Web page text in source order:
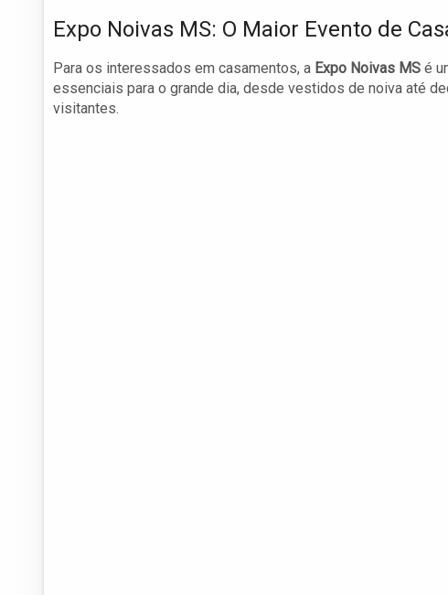
Expo Noivas MS: O Maior Evento de
Para os interessados em casamentos, a Expo Noivas MS é
essenciais para o grande dia, desde vestidos de noiva até
visitantes.